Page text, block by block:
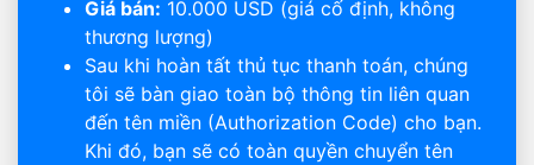
Giá bán: 10.000 USD (giá cố định, không
thương lượng)
Sau khi hoàn tất thủ tục thanh toán, chúng
tôi sẽ bàn giao toàn bộ thông tin liên quan
đến tên miền (Authorization Code) cho bạn.
Khi đó, bạn sẽ có toàn quyền chuyển tên